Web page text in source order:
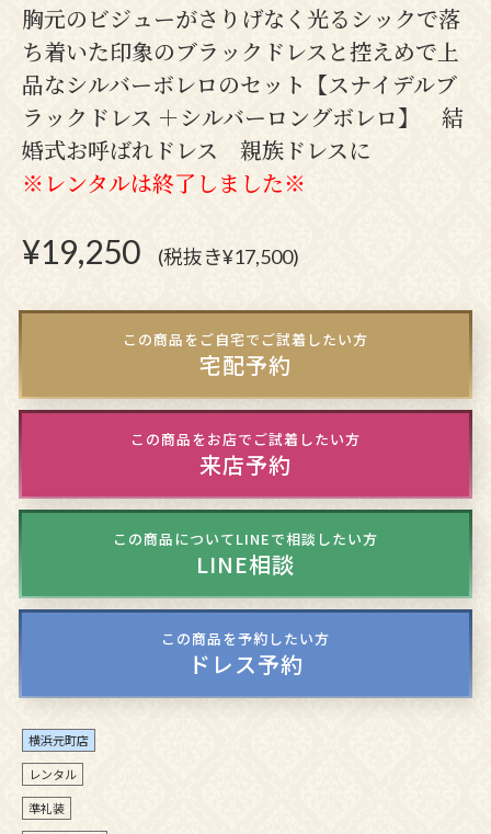
胸元のビジューがさりげなく光るシックで落
ち着いた印象のブラックドレスと控えめで上
品なシルバーボレロのセット【スナイデルブ
ラックドレス ＋シルバーロングボレロ】 結
婚式お呼ばれドレス 親族ドレスに
※レンタルは終了しました※
¥19,250 (税抜き¥17,500)
この商品をご自宅でご試着したい方
宅配予約
この商品をお店でご試着したい方
来店予約
この商品についてLINEで相談したい方
LINE相談
この商品を予約したい方
ドレス予約
横浜元町店
レンタル
準礼装